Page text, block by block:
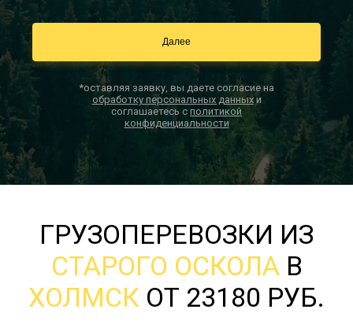
*оставляя заявку, вы даете согласие на
обработку персональных данныхи
соглашаетесь с политикой
конфиденциальности
ГРУЗОПЕРЕВОЗКИ ИЗ
СТАРОГО ОСКОЛАВ
ХОЛМСК ОТ 23180 РУБ.